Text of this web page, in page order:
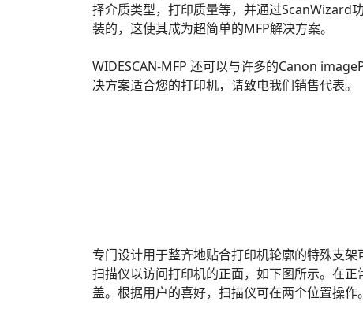
择介质类型，打印质量等，并通过ScanWizard
装的，这使其成为超简单的MFP解决方案。
WIDESCAN-MFP 还可以与许多的Canon
决方案适合您的打印机，请致电我们销售代表。
专门设计用于整齐地贴合打印机轮廓的特殊支
扫描仪以访问打印机的正面，如下图所示。在
盖。根据用户的喜好，扫描仪可在两个位置操作。